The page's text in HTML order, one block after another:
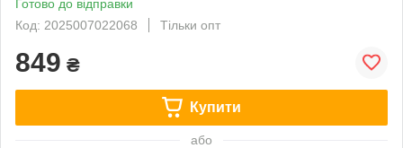
Готово до відправки
Код: 2025007022068
Тільки опт
849 ₴
Купити
або